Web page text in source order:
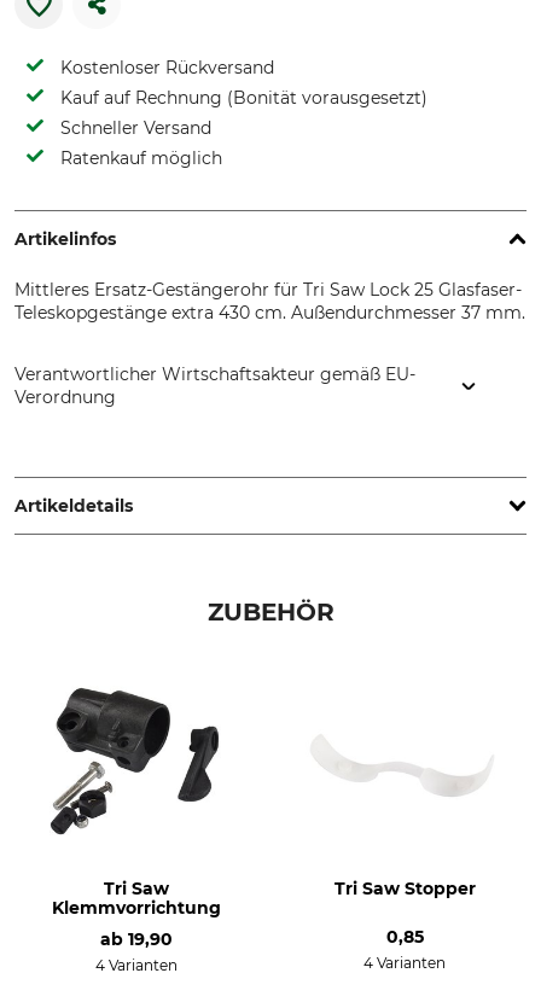
Kostenloser Rückversand
Kauf auf Rechnung (Bonität vorausgesetzt)
Schneller Versand
Ratenkauf möglich
Artikelinfos
Mittleres Ersatz-Gestängerohr für Tri Saw Lock 25 Glasfaser-
Teleskopgestänge extra 430 cm. Außendurchmesser 37 mm.
Verantwortlicher Wirtschaftsakteur gemäß EU-
Verordnung
www.grube.de
Artikeldetails
Ersatzrohr
Teleskopgestänge extra 430
99 cm
ZUBEHÖR
Tri Saw
Klemmvorrichtung
ab 19,90
4 Varianten
Tri Saw Stopper
0,85
4 Varianten